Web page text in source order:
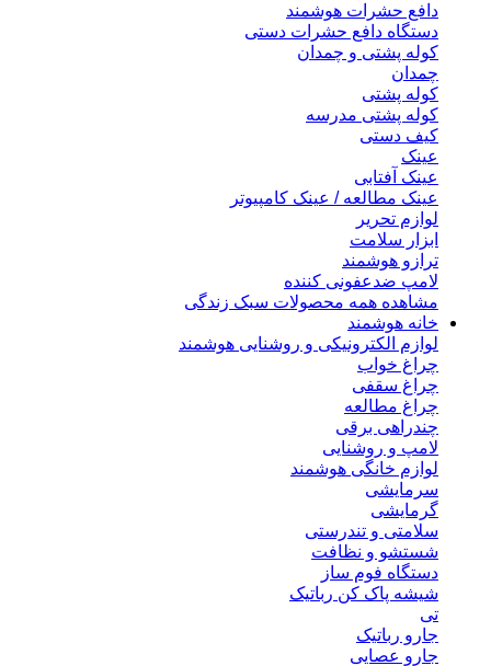
دافع حشرات هوشمند
دستگاه دافع حشرات دستی
کوله پشتی و چمدان
چمدان
کوله پشتی
کوله پشتی مدرسه
کیف دستی
عینک
عینک آفتابی
عینک مطالعه / عینک کامپیوتر
لوازم تحریر
ابزار سلامت
ترازو هوشمند
لامپ ضدعفونی کننده
مشاهده همه محصولات سبک زندگی
خانه هوشمند
لوازم الکترونیکی و روشنایی هوشمند
چراغ خواب
چراغ سقفی
چراغ مطالعه
چندراهی برقی
لامپ و روشنایی
لوازم خانگی هوشمند
سرمایشی
گرمایشی
سلامتی و تندرستی
شستشو و نظافت
دستگاه فوم ساز
شیشه پاک کن رباتیک
تی
جارو رباتیک
جارو عصایی